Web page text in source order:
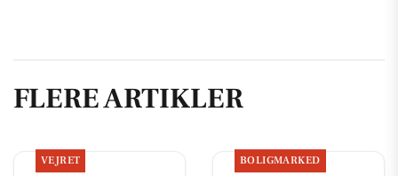
FLERE ARTIKLER
VEJRET BOLIGMARKED